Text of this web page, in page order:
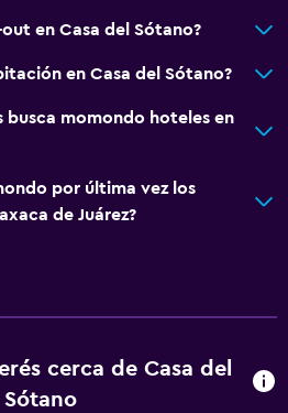
en Casa del Sótano?
en Casa del Sótano?
busca momondo hoteles en
por última vez los
de Juárez?
cerca de Casa del
Sótano